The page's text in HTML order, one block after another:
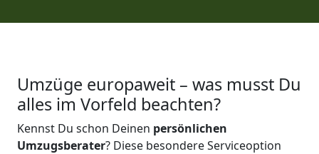
Umzüge europaweit – was musst Du
alles im Vorfeld beachten?
Kennst Du schon Deinen persönlichen
Umzugsberater? Diese besondere Serviceoption